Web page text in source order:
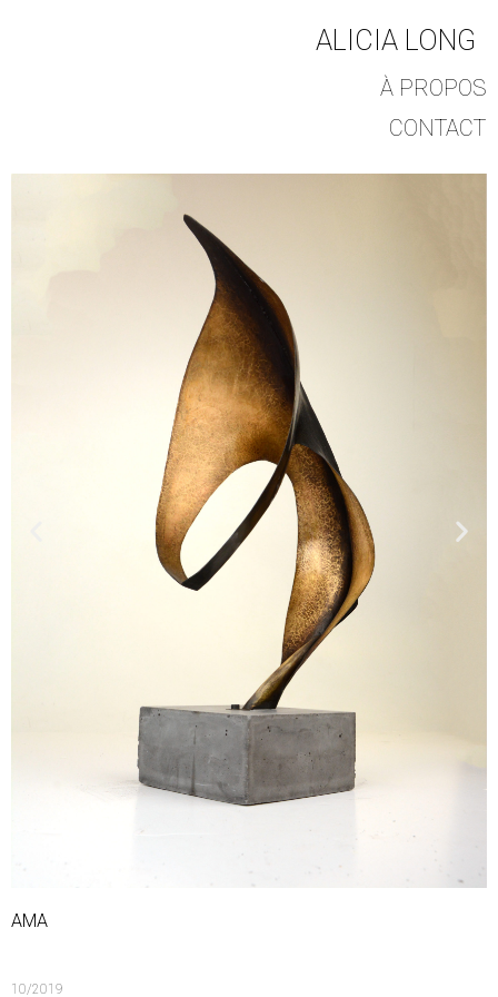
ALICIA LONG
À PROPOS
CONTACT
AMA
10/2019